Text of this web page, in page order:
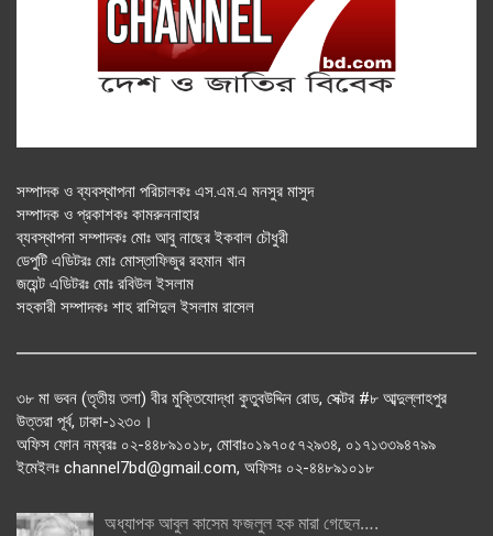
সম্পাদক ও ব্যবস্থাপনা পরিচালকঃ এস.এম.এ মনসুর মাসুদ
সম্পাদক ও প্রকাশকঃ কামরুননাহার
ব্যবস্থাপনা সম্পাদকঃ মোঃ আবু নাছের ইকবাল চৌধুরী
ডেপুটি এডিটরঃ মোঃ মোস্তাফিজুর রহমান খান
জয়েন্ট এডিটরঃ মোঃ রবিউল ইসলাম
সহকারী সম্পাদকঃ শাহ রাশিদুল ইসলাম রাসেল
৩৮ মা ভবন (তৃতীয় তলা) বীর মুক্তিযোদ্ধা কুতুবউদ্দিন রোড, সেক্টর #৮ আব্দুল্লাহপুর
উত্তরা পূর্ব, ঢাকা-১২৩০।
অফিস ফোন নম্বরঃ ০২-৪৪৮৯১০১৮, মোবাঃ০১৯৭০৫৭২৯৩৪, ০১৭১৩৩৯৪৭৯৯
ইমেইলঃ channel7bd@gmail.com, অফিসঃ ০২-৪৪৮৯১০১৮
অধ্যাপক আবুল কাসেম ফজলুল হক মারা গেছেন….